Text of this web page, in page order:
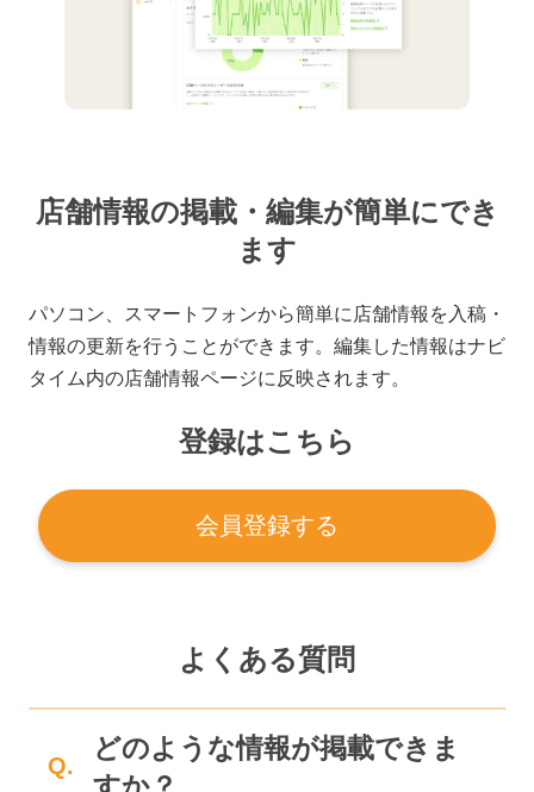
店舗情報の掲載・編集が簡単にでき
ます
パソコン、スマートフォンから簡単に店舗情報を入稿・
情報の更新を行うことができます。編集した情報はナビ
タイム内の店舗情報ページに反映されます。
登録はこちら
会員登録する
よくある質問
Q.
どのような情報が掲載できま
すか？